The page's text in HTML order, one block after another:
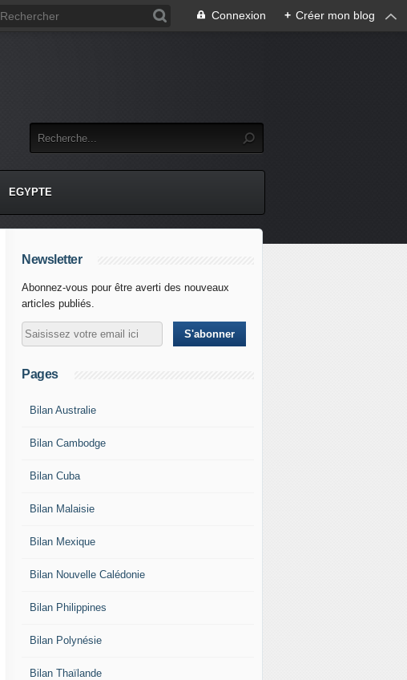
Connexion + Créer mon blog
EGYPTE
Newsletter
Abonnez-vous pour être averti des nouveaux
articles publiés.
Pages
Bilan Australie
Bilan Cambodge
Bilan Cuba
Bilan Malaisie
Bilan Mexique
Bilan Nouvelle Calédonie
Bilan Philippines
Bilan Polynésie
Bilan Thaïlande